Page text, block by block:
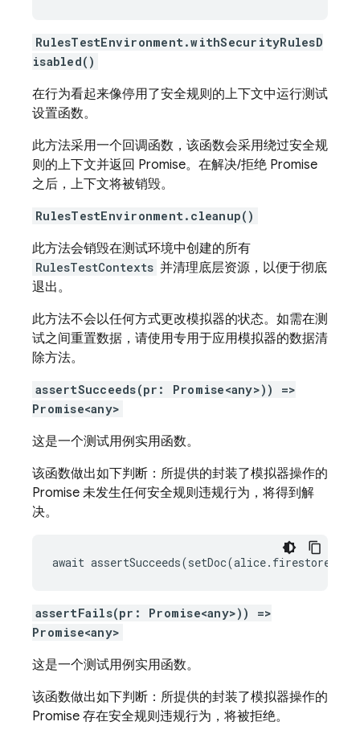
RulesTestEnvironment.withSecurityRulesD
isabled()
在行为看起来像停用了安全规则的上下文中运行测试
设置函数。
此方法采用一个回调函数，该函数会采用绕过安全规
则的上下文并返回 Promise。在解决/拒绝 Promise
之后，上下文将被销毁。
RulesTestEnvironment.cleanup()
此方法会销毁在测试环境中创建的所有
RulesTestContexts 并清理底层资源，以便于彻底
退出。
此方法不会以任何方式更改模拟器的状态。如需在测
试之间重置数据，请使用专用于应用模拟器的数据清
除方法。
assertSucceeds(pr: Promise<any>)) =>
Promise<any>
这是一个测试用例实用函数。
该函数做出如下判断：所提供的封装了模拟器操作的
Promise 未发生任何安全规则违规行为，将得到解
决。
await
assertFails(pr: Promise<any>)) =>
Promise<any>
这是一个测试用例实用函数。
该函数做出如下判断：所提供的封装了模拟器操作的
Promise 存在安全规则违规行为，将被拒绝。